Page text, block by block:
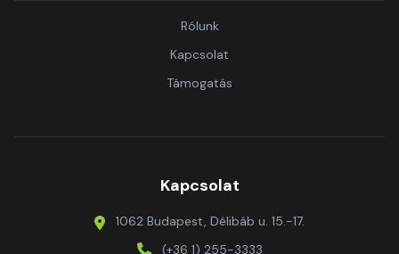
Rólunk
Kapcsolat
Támogatás
Kapcsolat
1062 Budapest, Délibáb u. 15.-17.
(+36 1) 255-3333